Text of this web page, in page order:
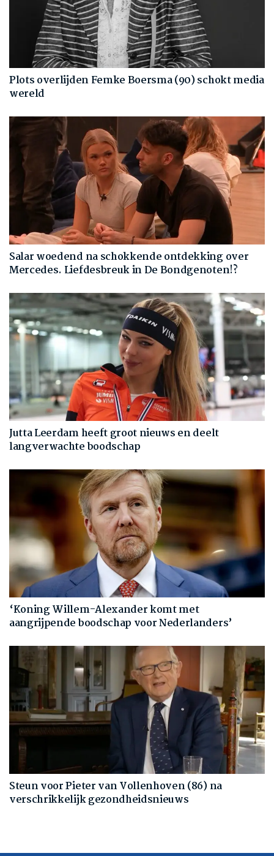
Plots overlijden Femke Boersma (90) schokt media
wereld
Salar woedend na schokkende ontdekking over
Mercedes. Liefdesbreuk in De Bondgenoten!?
Jutta Leerdam heeft groot nieuws en deelt
langverwachte boodschap
‘Koning Willem-Alexander komt met
aangrijpende boodschap voor Nederlanders’
Steun voor Pieter van Vollenhoven (86) na
verschrikkelijk gezondheidsnieuws